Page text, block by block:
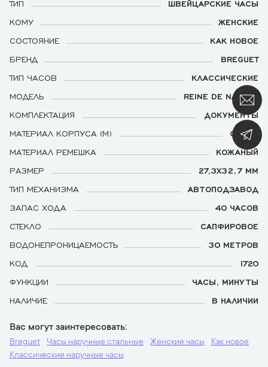
ТИП
ШВЕЙЦАРСКИЕ ЧАСЫ
КОМУ
ЖЕНСКИЕ
СОСТОЯНИЕ
КАК НОВОЕ
БРЕНД
BREGUET
ТИП ЧАСОВ
КЛАССИЧЕСКИЕ
МОДЕЛЬ
REINE DE NAPLES
КОМПЛЕКТАЦИЯ
ДОКУМЕНТЫ
МАТЕРИАЛ КОРПУСА (М)
СТАЛЬ
МАТЕРИАЛ РЕМЕШКА
КОЖАНЫЙ
РАЗМЕР
27,3X32,7 ММ
ТИП МЕХАНИЗМА
АВТОПОДЗАВОД
ЗАПАС ХОДА
40 ЧАСОВ
СТЕКЛО
САПФИРОВОЕ
ВОДОНЕПРОНИЦАЕМОСТЬ
30 МЕТРОВ
КОД
1720
ФУНКЦИИ
ЧАСЫ, МИНУТЫ
НАЛИЧИЕ
В НАЛИЧИИ
Вас могут заинтересовать
Breguet Часы наручные стальные Женские часы
Как новое
Классические наручные часы